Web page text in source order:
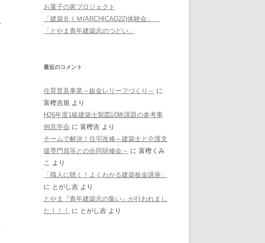
お菓子の家プロジェクト
「建築ＢＩＭ(ARCHICAD22)体験会」
「とやま青年建築志のつどい」
最近のコメント
住育普及事業～鈑金レリーフづくり～ に
富樫吉規 より
H26年度1級建築士製図試験課題の参考事
例見学会 に 富樫吉 より
チームで解決！住宅改修～建築士と介護支
援専門員等との合同研修会～ に 富樫くみ
こ より
「職人に聴く！よくわかる建築板金講座」
に とがし吉 より
とやま『青年建築志の集い』が行われまし
た！！！
に とがし吉 より